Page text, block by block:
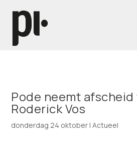
Pode neemt afscheid
Roderick Vos
donderdag 24 oktober |Actueel